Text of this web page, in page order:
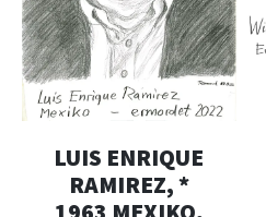
LUIS ENRIQUE
RAMIREZ, *